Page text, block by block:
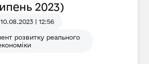
2023)
10.08.2023 | 12:56
розвитку реального